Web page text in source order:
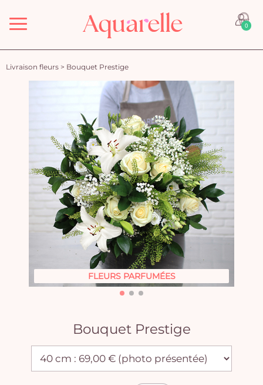
Menu 0
Livraison fleurs > Bouquet Prestige
FLEURS PARFUMÉES
Bouquet Prestige